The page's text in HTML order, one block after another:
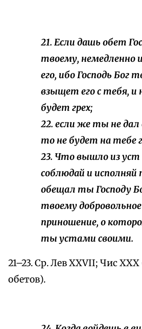
21. Если дашь обет
твоему, немедленно
его, ибо Господь Бог
взыщет его с тебя, и
будет грех;
22. если же ты не дал
то не будет на тебе
23. Что вышло из уст
соблюдай и исполняй
обещал ты Господу
твоему добровольное
приношение, о
ты устами своими.
21–23. Ср. Лев XXVII; Чис
обетов).